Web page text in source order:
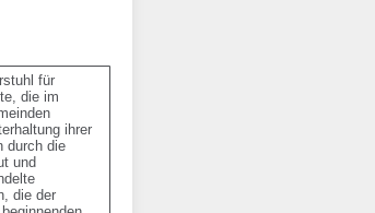
für
die im
ihrer
durch die
und
die der